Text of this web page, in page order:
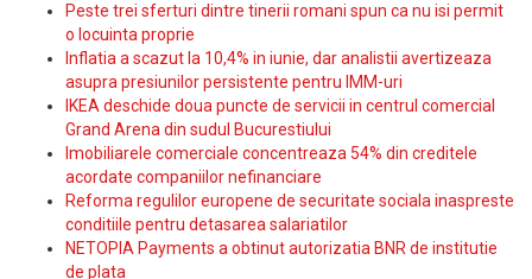
Peste trei sferturi dintre tinerii romani spun ca nu isi permit
o locuinta proprie
Inflatia a scazut la 10,4% in iunie, dar analistii avertizeaza
asupra presiunilor persistente pentru IMM-uri
IKEA deschide doua puncte de servicii in centrul comercial
Grand Arena din sudul Bucurestiului
Imobiliarele comerciale concentreaza 54% din creditele
acordate companiilor nefinanciare
Reforma regulilor europene de securitate sociala inaspreste
conditiile pentru detasarea salariatilor
NETOPIA Payments a obtinut autorizatia BNR de institutie
de plata